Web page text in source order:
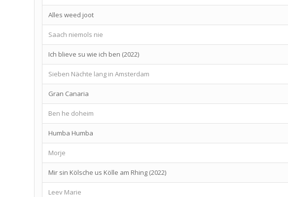
Alles weed joot
Saach niemols nie
Ich blieve su wie ich ben (2022)
Sieben Nächte lang in Amsterdam
Gran Canaria
Ben he doheim
Humba Humba
Morje
Mir sin Kölsche us Kölle am Rhing (2022)
Leev Marie